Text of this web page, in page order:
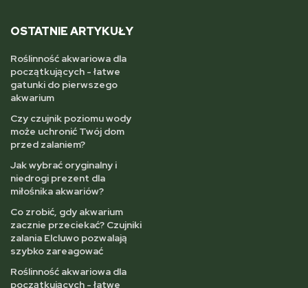
OSTATNIE ARTYKUŁY
Roślinność akwariowa dla
początkujących - łatwe
gatunki do pierwszego
akwarium
Czy czujnik poziomu wody
może uchronić Twój dom
przed zalaniem?
Jak wybrać oryginalny i
niedrogi prezent dla
miłośnika akwariów?
Co zrobić, gdy akwarium
zacznie przeciekać? Czujniki
zalania Elcluwo pozwalają
szybko zareagować
Roślinność akwariowa dla
początkujących - łatwe